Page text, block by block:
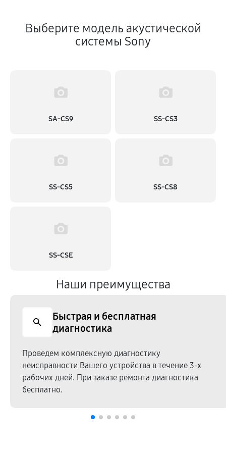
Выберите модель акустической
системы Sony
SA-CS9 SS-CS3
SS-CS5 SS-CS8
SS-CSE
Наши преимущества
Быстрая и бесплатная
диагностика
Проведем комплексную диагностику
неисправности Вашего устройства в течение 3-х
рабочих дней. При заказе ремонта диагностика
бесплатно.